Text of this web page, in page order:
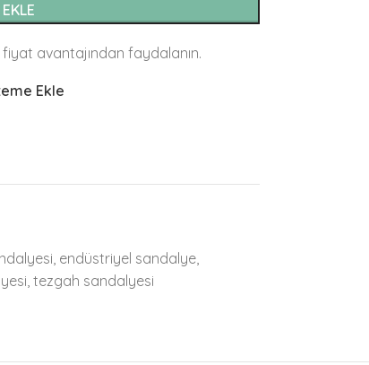
avantajından faydalanın.
Ekle
, endüstriyel sandalye,
, tezgah sandalyesi